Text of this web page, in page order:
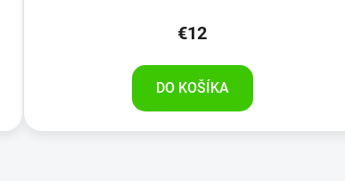
€12
DO KOŠÍKA